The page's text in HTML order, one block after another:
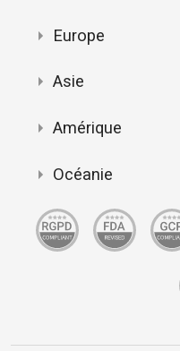
Europe
Asie
Amérique
Océanie